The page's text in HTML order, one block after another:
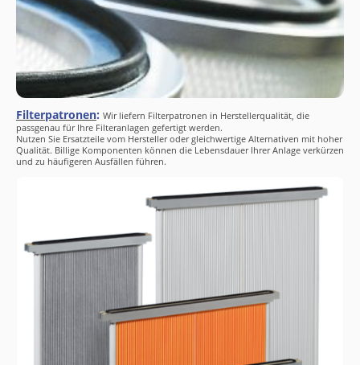
Filterpatronen: Wir liefern Filterpatronen in Herstellerqualität, die
passgenau für Ihre Filteranlagen gefertigt werden.
Nutzen Sie Ersatzteile vom Hersteller oder gleichwertige Alternativen mit hoher
Qualität. Billige Komponenten können die Lebensdauer Ihrer Anlage verkürzen
und zu häufigeren Ausfällen führen.